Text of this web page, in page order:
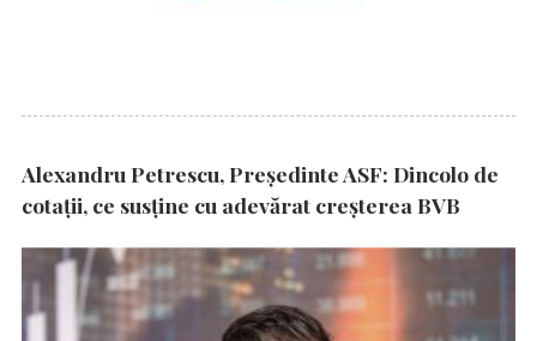
Alexandru Petrescu, Președinte ASF: Dincolo de
cotații, ce susține cu adevărat creșterea BVB